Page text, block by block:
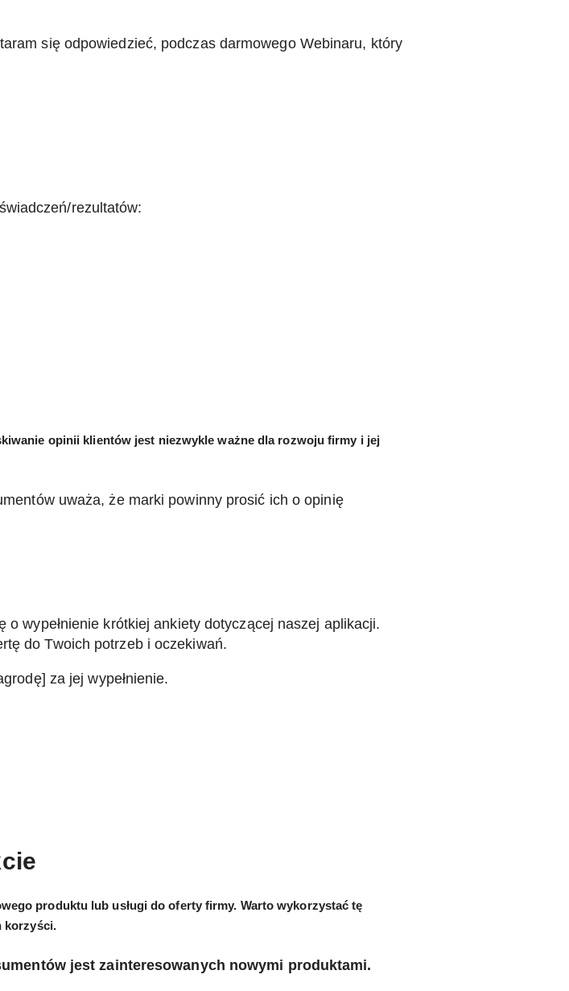
się odpowiedzieć, podczas darmowego Webinaru, który
rezultatów:
opinii klientów jest niezwykle ważne dla rozwoju firmy i jej
uważa, że marki powinny prosić ich o opinię
wypełnienie krótkiej ankiety dotyczącej naszej aplikacji.
do Twoich potrzeb i oczekiwań.
za jej wypełnienie.
produktu lub usługi do oferty firmy. Warto wykorzystać tę
korzyści.
jest zainteresowanych nowymi produktami.